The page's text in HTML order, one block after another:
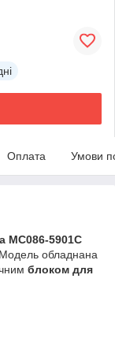
Оплата Умови
MC086-5901C
Модель обладнана
блоком для